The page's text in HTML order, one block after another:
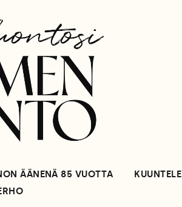
ÄÄNENÄ 85 VUOTTA KUUNTELE